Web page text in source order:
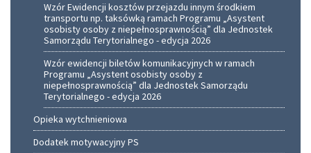
Wzór Ewidencji kosztów przejazdu innym środkiem
transportu np. taksówką ramach Programu „Asystent
osobisty osoby z niepełnosprawnością” dla Jednostek
Samorządu Terytorialnego - edycja 2026
Wzór ewidencji biletów komunikacyjnych w ramach
Programu „Asystent osobisty osoby z
niepełnosprawnością” dla Jednostek Samorządu
Terytorialnego - edycja 2026
Opieka wytchnieniowa
Dodatek motywacyjny PS